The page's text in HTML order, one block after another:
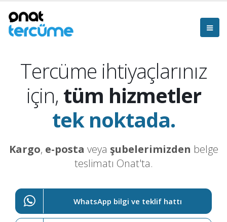
Tercüme ihtiyaçlarınız
için, tüm hizmetler
tek noktada.
Kargo, e-posta veya şubelerimizden belge
teslimatı Onat'ta.
WhatsApp bilgi ve teklif hattı